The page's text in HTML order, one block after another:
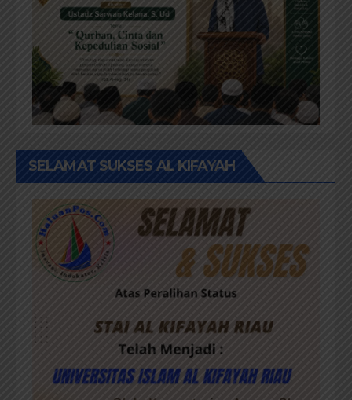
SELAMAT SUKSES AL KIFAYAH